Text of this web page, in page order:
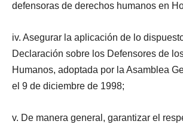
defensoras de derechos humanos en
iv. Asegurar la aplicación de lo
Declaración sobre los Defensores de
Humanos, adoptada por la Asamblea
el 9 de diciembre de 1998;
v. De manera general, garantizar el